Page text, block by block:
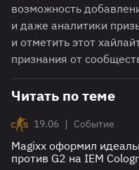
возможность
и даже аналитики
и отметить этот
признания от
Читать по теме
19.06 | Событие
Magixx оформил
против G2 на IEM